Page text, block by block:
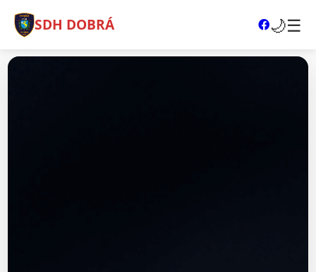
SDH DOBRÁ 🌙☰